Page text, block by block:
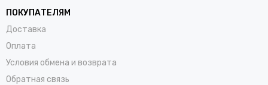
ПОКУПАТЕЛЯМ
Доставка
Оплата
Условия обмена и возврата
Обратная связь